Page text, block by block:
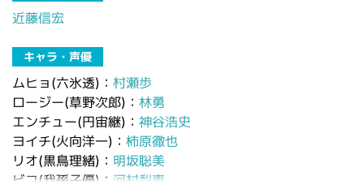
近藤信宏
キャラ・声優
ムヒョ(六氷透)： 村瀬歩
ロージー(草野次郎)： 林勇
エンチュー(円宙継)： 神谷浩史
ヨイチ(火向洋一)： 柿原徹也
リオ(黒鳥理緒)： 明坂聡美
ビコ(我孫子優)： 河村梨恵